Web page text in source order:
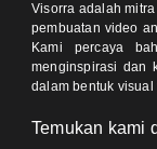
Visorra adalah
pembuatan video
Kami percaya
menginspirasi dan
dalam bentuk visual
Temukan kami